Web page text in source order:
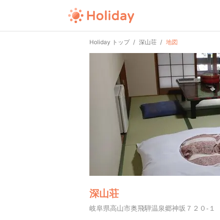
Holiday トップ 深山荘 地図
深山荘
岐阜県高山市奥飛騨温泉郷神坂７２０-１